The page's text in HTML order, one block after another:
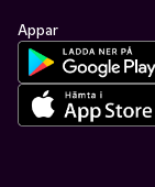
Appar